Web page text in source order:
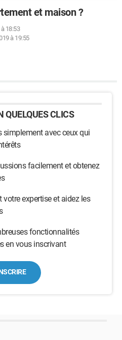
et maison ?
18:53
à 19:55
QUELQUES CLICS
simplement avec ceux qui
facilement et obtenez
votre expertise et aidez les
fonctionnalités
en vous inscrivant